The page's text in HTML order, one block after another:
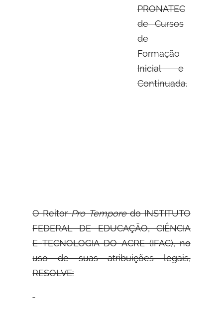
PRONATEC
de Cursos
de
Formação
Inicial e
Continuada.
O ReitorPro Temporedo INSTITUTO
FEDERAL DE EDUCAÇÃO, CIÊNCIA
ETECNOLOGIA DO ACRE (IFAC), no
uso de suas atribuições legais,
RESOLVE: